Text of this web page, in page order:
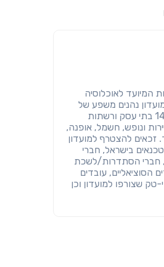
המיועד לאוכלוסיה
נהנים משפע של
הנחות והטבות קבועות -14000 בתי עסק ורשתות
ונופש, חשמל, אופנה,
זכאים להצטרף למועדון
בישראל, חברי
חברי הסתדרות/לשכת
הסוציאליים, עובדים
שצורפו למועדון וכן